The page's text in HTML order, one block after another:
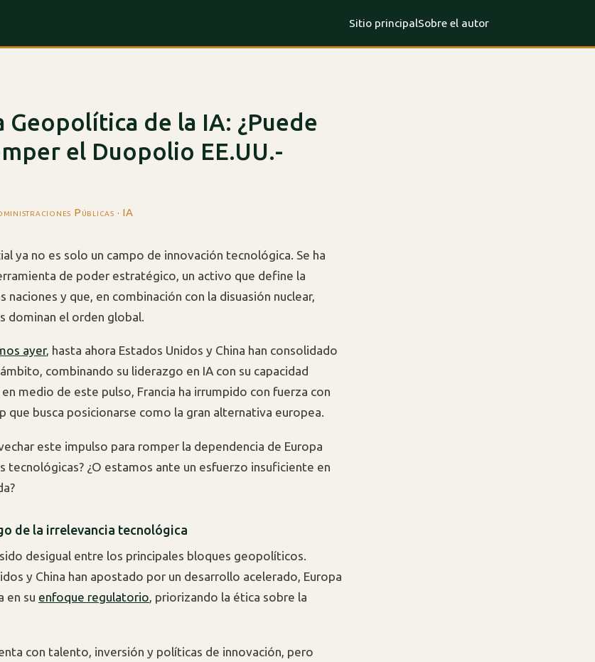
Sitio principalSobre el autor
Geopolítica de la IA: ¿Puede
el Duopolio EE.UU.-
Públicas · IA
ya no es solo un campo de innovación tecnológica. Se ha
de poder estratégico, un activo que define la
y que, en combinación con la disuasión nuclear,
dominan el orden global.
ayer, hasta ahora Estados Unidos y China han consolidado
combinando su liderazgo en IA con su capacidad
medio de este pulso, Francia ha irrumpido con fuerza con
que busca posicionarse como la gran alternativa europea.
este impulso para romper la dependencia de Europa
tecnológicas? ¿O estamos ante un esfuerzo insuficiente en
de la irrelevancia tecnológica
sido desigual entre los principales bloques geopolíticos.
y China han apostado por un desarrollo acelerado, Europa
en su enfoque regulatorio, priorizando la ética sobre la
con talento, inversión y políticas de innovación, pero